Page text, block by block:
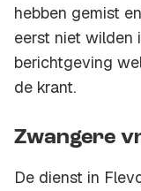
hebben gemist
eerst niet wilden
berichtgeving
de krant.
Zwangere
De dienst in